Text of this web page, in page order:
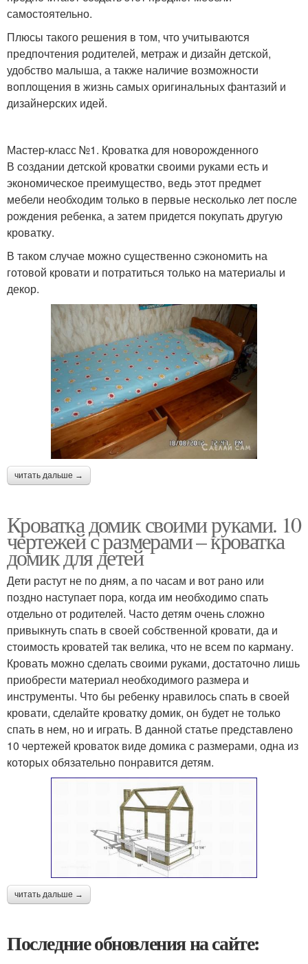
самостоятельно.
Плюсы такого решения в том, что учитываются
предпочтения родителей, метраж и дизайн детской,
удобство малыша, а также наличие возможности
воплощения в жизнь самых оригинальных фантазий и
дизайнерских идей.
Мастер-класс №1. Кроватка для новорожденного
В создании детской кроватки своими руками есть и
экономическое преимущество, ведь этот предмет
мебели необходим только в первые несколько лет после
рождения ребенка, а затем придется покупать другую
кроватку.
В таком случае можно существенно сэкономить на
готовой кровати и потратиться только на материалы и
декор.
читать дальше →
Кроватка домик своими руками. 10
чертежей с размерами – кроватка
домик для детей
Дети растут не по дням, а по часам и вот рано или
поздно наступает пора, когда им необходимо спать
отдельно от родителей. Часто детям очень сложно
привыкнуть спать в своей собственной кровати, да и
стоимость кроватей так велика, что не всем по карману.
Кровать можно сделать своими руками, достаточно лишь
приобрести материал необходимого размера и
инструменты. Что бы ребенку нравилось спать в своей
кровати, сделайте кроватку домик, он будет не только
спать в нем, но и играть. В данной статье представлено
10 чертежей кроваток виде домика с размерами, одна из
которых обязательно понравится детям.
читать дальше →
Последние обновления на сайте: